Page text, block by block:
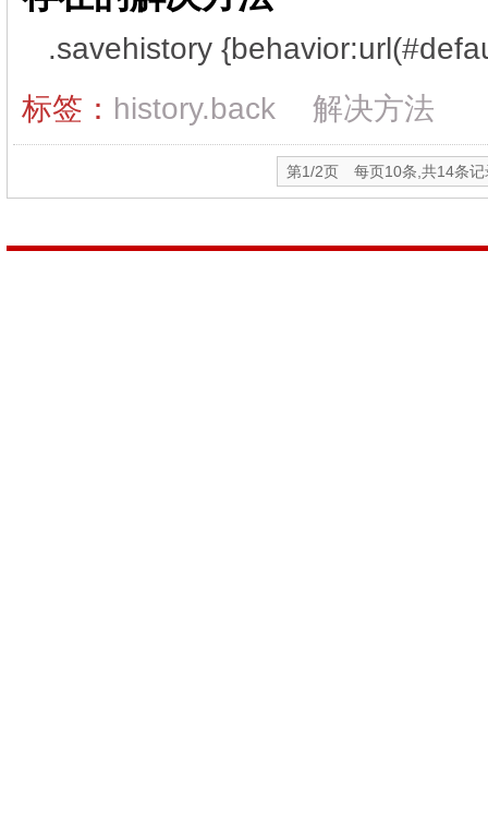
.savehistory
标签： history.back 解决方法
第1/2页 每页10条,共14条记